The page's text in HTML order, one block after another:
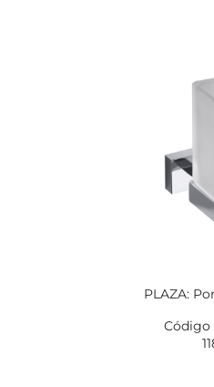
PLAZA:
Código